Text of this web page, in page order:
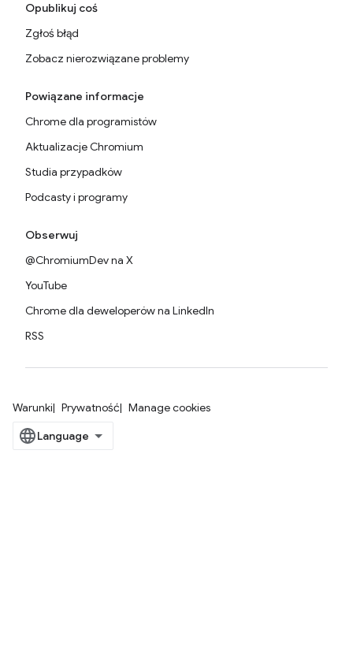
Opublikuj coś
Zgłoś błąd
Zobacz nierozwiązane problemy
Powiązane informacje
Chrome dla programistów
Aktualizacje Chromium
Studia przypadków
Podcasty i programy
Obserwuj
@ChromiumDev na X
YouTube
Chrome dla deweloperów na LinkedIn
RSS
Warunki Prywatność Manage cookies